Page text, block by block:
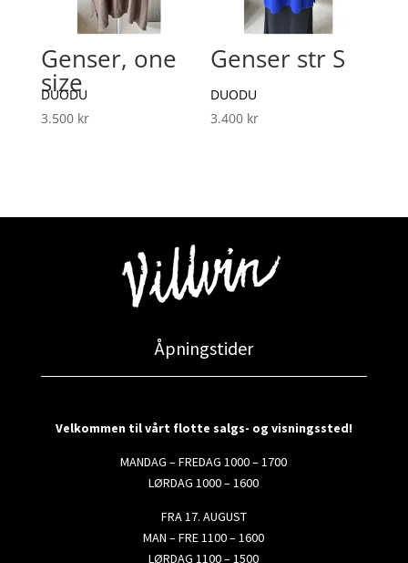
Genser, one
size
DUODU
3.500 kr
Genser str S
DUODU
3.400 kr
Åpningstider
Velkommen til vårt flotte salgs- og visningssted!
MANDAG – FREDAG 1000 – 1700
LØRDAG 1000 – 1600
FRA 17. AUGUST
MAN – FRE 1100 – 1600
LØRDAG 1100 – 1500